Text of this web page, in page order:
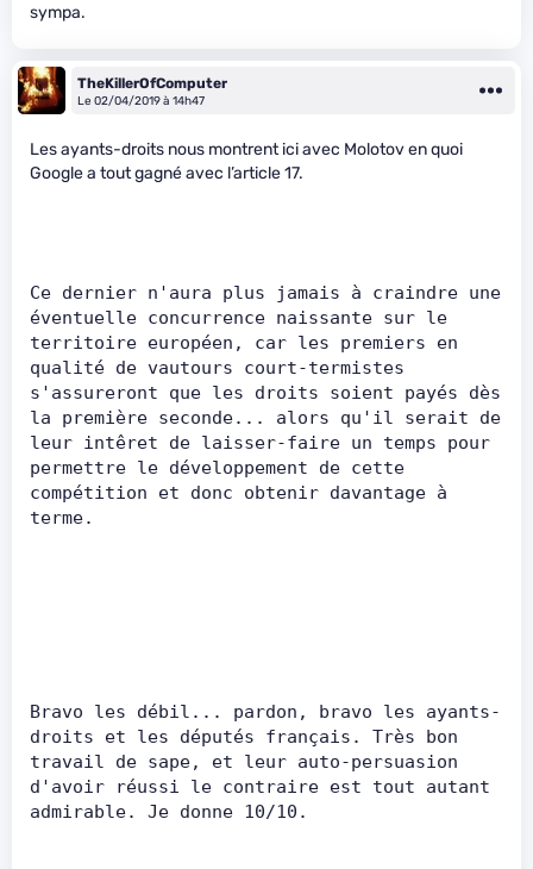
sympa.
TheKillerOfComputer
Le 02/04/2019 à 14h47
Les ayants-droits nous montrent ici avec Molotov en quoi
Google a tout gagné avec l’article 17.
Ce dernier n'aura plus jamais à craindre une
éventuelle concurrence naissante sur le
territoire européen, car les premiers en
qualité de vautours court-termistes
s'assureront que les droits soient payés dès
la première seconde... alors qu'il serait de
leur intêret de laisser-faire un temps pour
permettre le développement de cette
compétition et donc obtenir davantage à
terme.
Bravo les débil... pardon, bravo les ayants-
droits et les députés français. Très bon
travail de sape, et leur auto-persuasion
d'avoir réussi le contraire est tout autant
admirable. Je donne 10/10.